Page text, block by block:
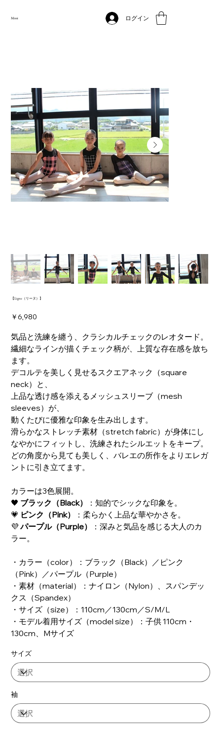
Mimi ログイン
Home 【Ligne（リーヌ）】
【Ligne（リーヌ）】
価
￥6,980
気品と洗練を纏う、クラシカルチェックのレオタード。
繊細なラインが描くチェック柄が、上質な存在感を放ち
ます。
デコルテを美しく見せるスクエアネック（square
neck）と、
上品な透け感を添えるメッシュスリーブ（mesh
sleeves）が、
動くたびに優雅な印象を生み出します。
滑らかなストレッチ素材（stretch fabric）が身体にし
なやかにフィットし、洗練されたシルエットをキープ。
どの角度から見ても美しく、バレエの所作をよりエレガ
ントに引き立てます。
カラーは3色展開。
🖤 ブラック（Black）
：知的でシックな印象を。
💗 ピンク（Pink）
：柔らかく上品な華やかさを。
💜パープル（Purple）
：深みと気品を感じる大人のカ
ラー。
・カラー（color）：ブラック（Black）／ピンク
（Pink）／パープル（Purple）
・素材（material）：ナイロン（Nylon）、スパンデッ
クス（Spandex）
・サイズ（size）：110cm／130cm／S/M/L
・モデル着用サイズ（model size）：子供 110cm・
130cm、Mサイズ
サイズ
袖